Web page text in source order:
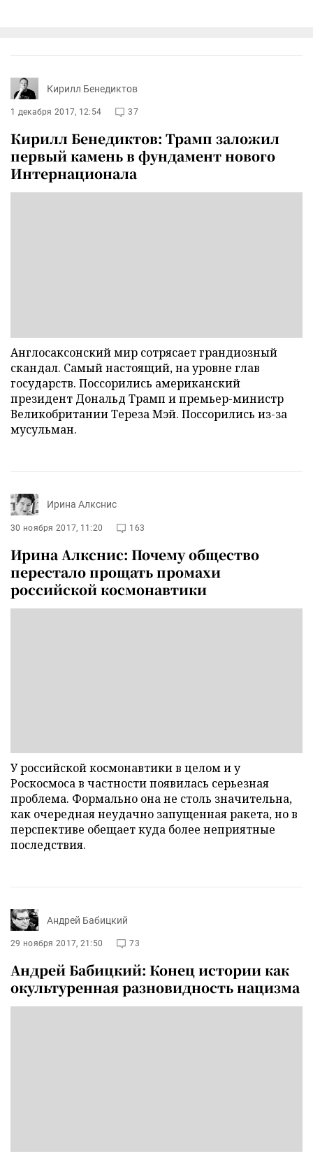
Кирилл Бенедиктов
1 декабря 2017, 12:54 37
Кирилл Бенедиктов: Трамп заложил
первый камень в фундамент нового
Интернационала
Англосаксонский мир сотрясает грандиозный
скандал. Самый настоящий, на уровне глав
государств. Поссорились американский
президент Дональд Трамп и премьер-министр
Великобритании Тереза Мэй. Поссорились из-за
мусульман.
Ирина Алкснис
30 ноября 2017, 11:20 163
Ирина Алкснис: Почему общество
перестало прощать промахи
российской космонавтики
У российской космонавтики в целом и у
Роскосмоса в частности появилась серьезная
проблема. Формально она не столь значительна,
как очередная неудачно запущенная ракета, но в
перспективе обещает куда более неприятные
последствия.
Андрей Бабицкий
29 ноября 2017, 21:50 73
Андрей Бабицкий: Конец истории как
окультуренная разновидность нацизма